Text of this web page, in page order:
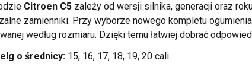
Citroen C5 zależy od wersji silnika, generacji oraz
zamienniki. Przy wyborze nowego kompletu
według rozmiaru. Dzięki temu łatwiej dobrać
o średnicy: 15, 16, 17, 18, 19, 20 cali.